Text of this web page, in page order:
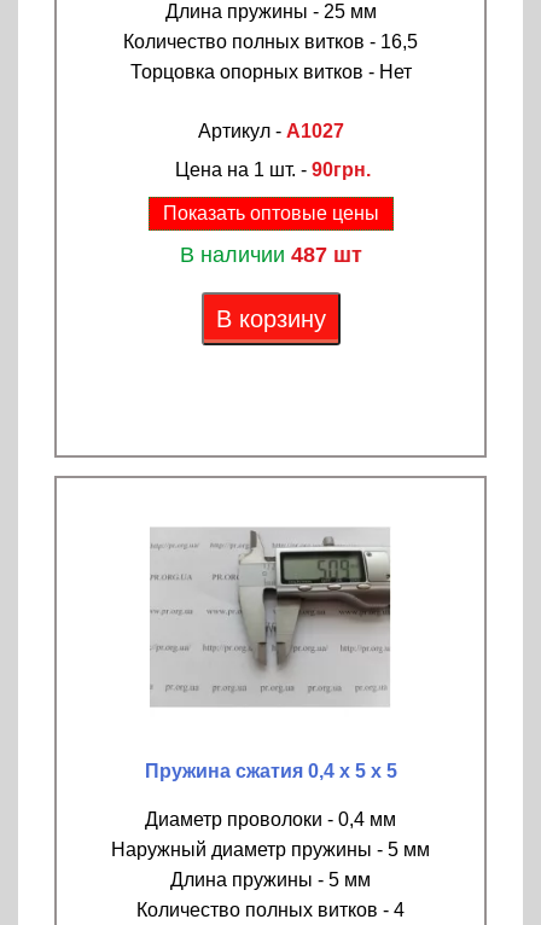
Длина пружины - 25 мм
Количество полных витков - 16,5
Торцовка опорных витков - Нет
Артикул - A1027
Цена на 1 шт. - 90грн.
Показать оптовые цены
В наличии 487 шт
В корзину
Пружина сжатия 0,4 х 5 х 5
Диаметр проволоки - 0,4 мм
Наружный диаметр пружины - 5 мм
Длина пружины - 5 мм
Количество полных витков - 4